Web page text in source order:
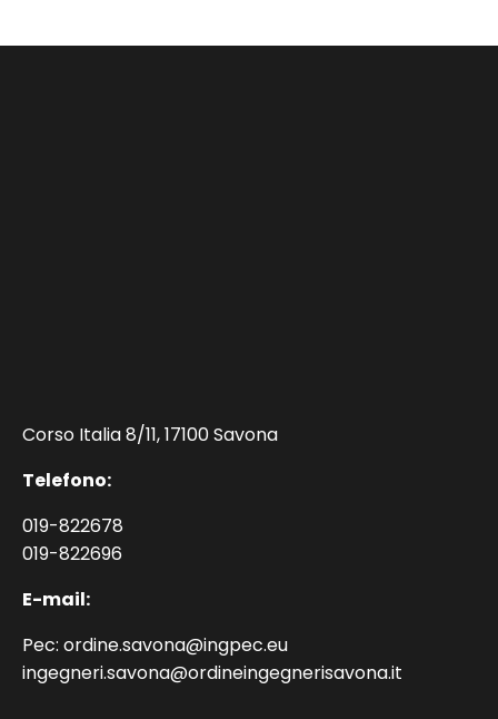
Corso Italia 8/11, 17100 Savona
Telefono:
019-822678
019-822696
E-mail:
Pec: ordine.savona@ingpec.eu
ingegneri.savona@ordineingegnerisavona.it